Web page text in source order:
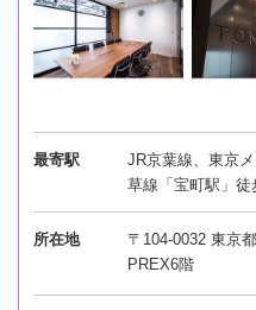
最寄駅
JR京葉線、東京
草線「宝町駅」徒
所在地
〒104-0032 東京
PREX6階